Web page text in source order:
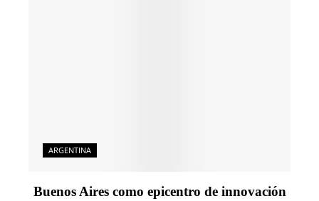
ARGENTINA
Buenos Aires como epicentro de innovación